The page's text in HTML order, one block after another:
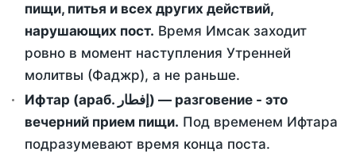
пищи, питья и всех других действий,
нарушающих пост. Время Имсак заходит
ровно в момент наступления Утренней
молитвы (Фаджр), а не раньше.
Ифтар (араб. إفطار) — разговение - это
вечерний прием пищи. Под временем Ифтара
подразумевают время конца поста.